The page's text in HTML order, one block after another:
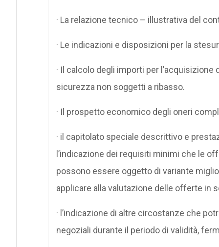
· La relazione tecnico – illustrativa del
· Le indicazioni e disposizioni per la
· Il calcolo degli importi per
sicurezza non soggetti a ribasso.
· Il prospetto economico degli oneri
· il capitolato speciale descrittivo e
l’indicazione dei requisiti minimi che le
possono essere oggetto di variante
applicare alla valutazione delle offerte in
· l’indicazione di altre circostanze che
negoziali durante il periodo di validità,